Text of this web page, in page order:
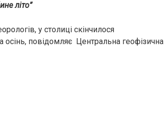
літо”
у столиці скінчилося
осінь, повідомляє Центральна геофізична